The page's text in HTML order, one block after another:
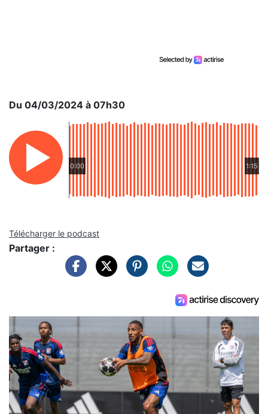
Du 04/03/2024 à 07h30
0:00 1:15
Télécharger le podcast
Partager :